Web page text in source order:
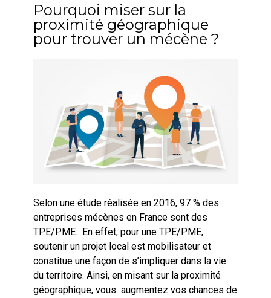
Pourquoi miser sur la
proximité géographique
pour trouver un mécène ?
Selon une étude réalisée en 2016, 97 % des
entreprises mécènes en France sont des
TPE/PME. En effet, pour une TPE/PME,
soutenir un projet local est mobilisateur et
constitue une façon de s’impliquer dans la vie
du territoire. Ainsi, en misant sur la proximité
géographique, vous augmentez vos chances de